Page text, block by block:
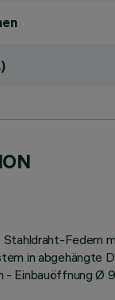
Stahldraht-Federn
in abgehängte
- Einbauöffnung Ø